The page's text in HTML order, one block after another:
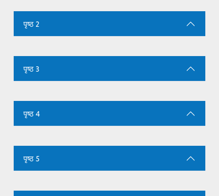
पृष्ठ 2
पृष्ठ 3
पृष्ठ 4
पृष्ठ 5